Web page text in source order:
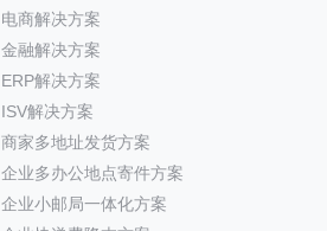
电商解决方案
金融解决方案
ERP解决方案
ISV解决方案
商家多地址发货方案
企业多办公地点寄件方案
企业小邮局一体化方案